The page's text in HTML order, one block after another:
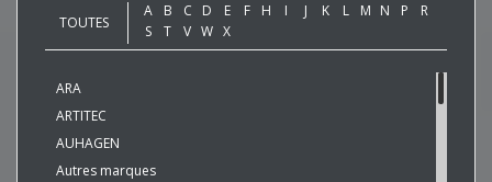
TOUTES
A B C D E F H I J K L M N P
R
S
T V W X
ARA
ARTITEC
AUHAGEN
Autres marques